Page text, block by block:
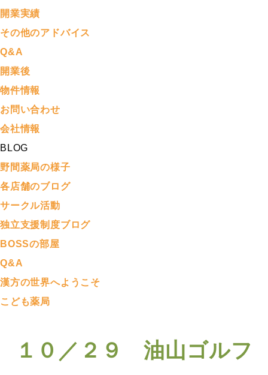
開業実績
その他のアドバイス
Q&A
開業後
物件情報
お問い合わせ
会社情報
BLOG
野間薬局の様子
各店舗のブログ
サークル活動
独立支援制度ブログ
BOSSの部屋
Q&A
漢方の世界へようこそ
こども薬局
１０／２９ 油山ゴルフ